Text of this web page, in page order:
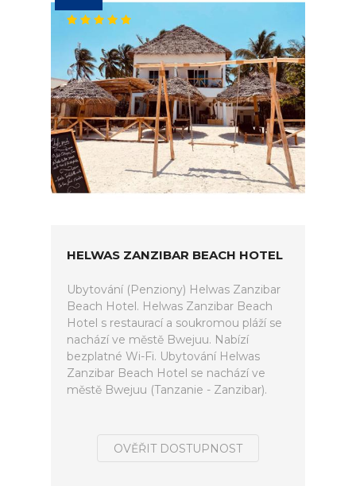
HELWAS ZANZIBAR BEACH HOTEL
Ubytování (Penziony) Helwas Zanzibar
Beach Hotel. Helwas Zanzibar Beach
Hotel s restaurací a soukromou pláží se
nachází ve městě Bwejuu. Nabízí
bezplatné Wi-Fi. Ubytování Helwas
Zanzibar Beach Hotel se nachází ve
městě Bwejuu (Tanzanie - Zanzibar).
OVĚŘIT DOSTUPNOST